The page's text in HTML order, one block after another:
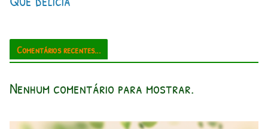
Comentários recentes...
Nenhum comentário para mostrar.